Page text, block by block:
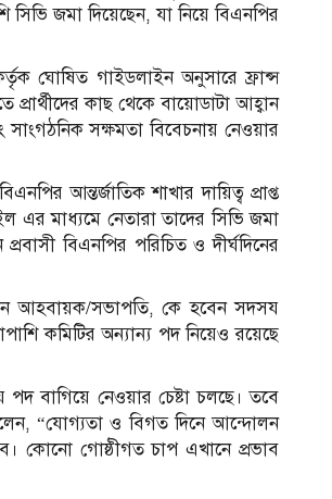
জমা দিয়েছেন, যা নিয়ে বিএনপির
ঘোষিত গাইডলাইন অনুসারে ফ্রান্স
কাছ থেকে বায়োডাটা আহ্বান
সক্ষমতা বিবেচনায় নেওয়ার
আন্তর্জাতিক শাখার দায়িত্ব প্রাপ্ত
এর মাধ্যমে নেতারা তাদের সিভি জমা
বিএনপির পরিচিত ও দীর্ঘদিনের
আহবায়ক/সভাপতি, কে হবেন সদসয
কমিটির অন্যান্য পদ নিয়েও রয়েছে
পদ বাগিয়ে নেওয়ার চেষ্টা চলছে। তবে
“যোগ্যতা ও বিগত দিনে আন্দোলন
কোনো গোষ্ঠীগত চাপ এখানে প্রভাব